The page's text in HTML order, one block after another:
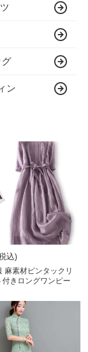
グ
ン
込)
麻素材ピンタックリ
付きロングワンピー